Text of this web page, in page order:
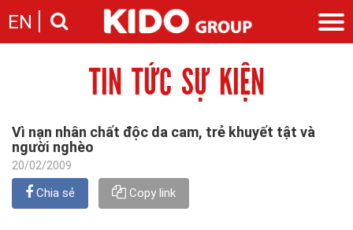
EN
Câu chuyện KIDO
Cam kết của KIDO
Nhà sáng lập
Ngành gia vị
Ngành bánh
Tin tức
Tin tức & sự kiện
Thông cáo báo chí của tập đoàn
Nhà đầu tư
Thông điệp
Ban điều hành
Liên hệ
TIN TỨC SỰ KIỆN
Vì nạn nhân chất độc da cam, trẻ khuyết tật và
người nghèo
20/02/2009
Chia sẻ Copy link